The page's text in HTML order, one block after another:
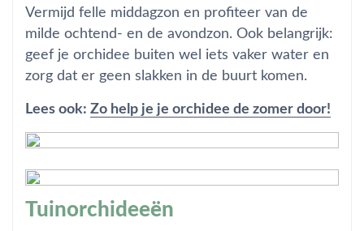
Vermijd felle middagzon en profiteer van de
milde ochtend- en de avondzon. Ook belangrijk:
geef je orchidee buiten wel iets vaker water en
zorg dat er geen slakken in de buurt komen.
Lees ook: Zo help je je orchidee de zomer door!
Tuinorchideeën